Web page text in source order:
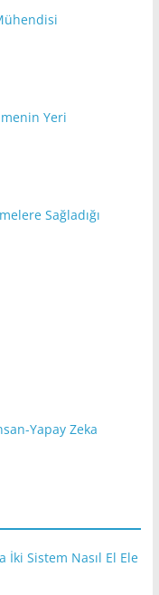
Yeri
Sağladığı
Yapay Zeka
İki Sistem Nasıl El Ele